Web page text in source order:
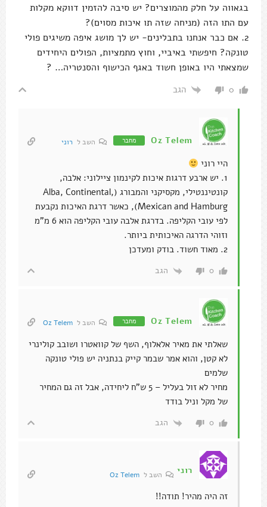
בגאווה על חלק מהמוצרים? יש סיבה להזמין דווקא מקלות
עם התו הזה (מניחה שזה תו איכות מסוים)?
2. אם כבר אנחנו בתבלינים- יש לך מושג איפה משיגים פולי
טונקה? חיפשתי באיביי, וחוץ מתמציות, הפולים היחידים
שמצאתי היו באופן חשוד באגף הכישוף והסנטריה… ?
0 הגב
Oz Telem מחבר השב ל רוני
היי רוני
1. יש ארבע דרגות איכות לקינמון ציילוני: אלבה,
קונטיננטילי, מקסיקני והמבורג (Alba, Continental,
Mexican and Hamburg), כאשר דרגת האיכות נקבעת
לפי עובי הקליפה. בדרגת אלבה עובי הקליפה הוא 6 מ"מ
וזוהי הדרגה האיכותית ביותר.
2. מאוד חשוד. בודק ומעדכן
0 הגב
Oz Telem מחבר השב ל Oz Telem
שאלתי את מאיר אלאלוף, השף של קוואטרו ושובב קולינרי
לא קטן, והוא אמר שבמר קייק בנתניה יש פולי טונקה
שלמים
מחיר לא זול בעליל – 5 ש"ח ליחידה, אבל זה גם המחיר
של מקל וניל בודד
0 הגב
רוני השב ל Oz Telem
זה היה מהיר! תודה!!